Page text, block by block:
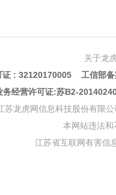
关于龙
证 : 32120170005 工信部
务经营许可证:苏B2-
苏龙虎网信息科技股份有限
本网站违法
江苏省互联网有害